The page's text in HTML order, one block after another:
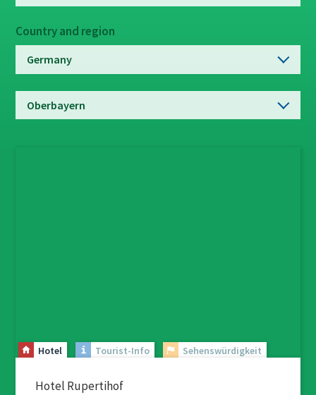
Country and region
Germany
Oberbayern
Hotel Tourist-Info Sehenswürdigkeit
Hotel Rupertihof